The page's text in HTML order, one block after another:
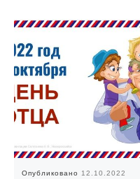
Опубликовано 12.10.2022